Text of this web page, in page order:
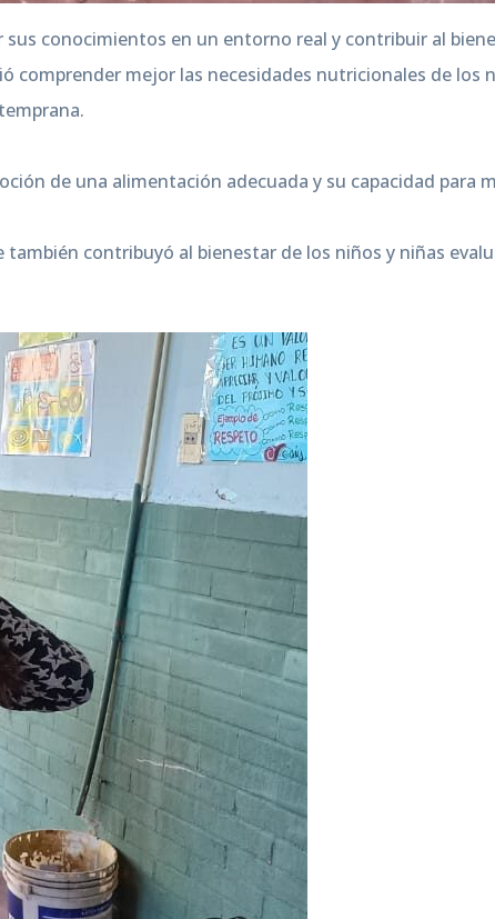
conocimientos en un entorno real y contribuir al
mejor las necesidades nutricionales de los
de una alimentación adecuada y su capacidad para
contribuyó al bienestar de los niños y niñas